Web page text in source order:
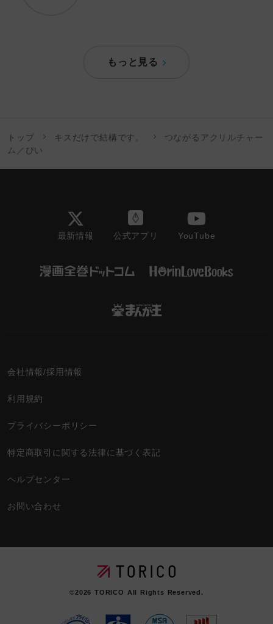
もっと見る
トップ キスだけで結構です。
つながるアクリルチャー
ム／ぴい
最新情報 公式アプリ YouTube
会社情報/採用情報
利用規約
プライバシーポリシー
特定商取引に関する法律に基づく表記
ヘルプセンター
お問い合わせ
©2026TORICO All Rights Reserved.